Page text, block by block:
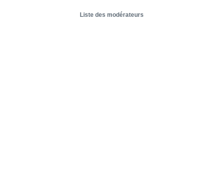
Liste des modérateurs